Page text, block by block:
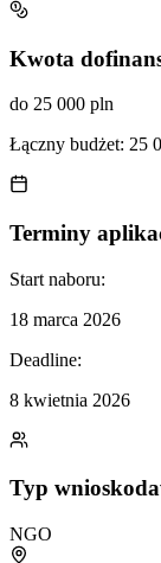
Kwota
do 25 000 pln
Łączny budżet: 25
Terminy
Start naboru:
18 marca 2026
Deadline:
8 kwietnia 2026
Typ
NGO